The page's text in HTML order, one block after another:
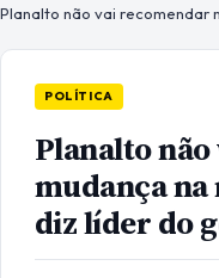
POLÍTICA
Planalto
mudança
diz líder do